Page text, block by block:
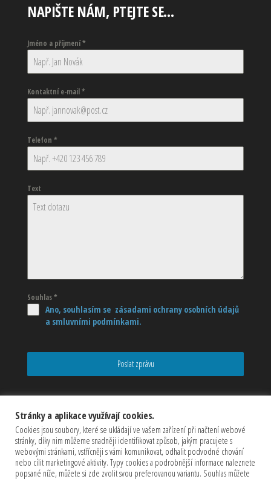
NAPIŠTE NÁM, PTEJTE SE…
Jméno a příjmení*
Kontaktní e-mail*
Telefon *
Text
Souhlas*
Ano, souhlasím se zásadami ochrany osobních údajů
a smluvními podmínkami.
Poslat zprávu
Stránky a aplikace využívají cookies.
Cookies jsou soubory, které se ukládají ve vašem zařízení při načtení webové
stránky, díky nim můžeme snadněji identifikovat způsob, jakým pracujete s
webovými stránkami, vstřícněji s vámi komunikovat, odhalit podvodné chování
nebo cílit marketingové aktivity. Typy cookies a podrobnější informace naleznete
popsané níže, můžete si zde zvolit svou preferovanou variantu. Souhlas můžete